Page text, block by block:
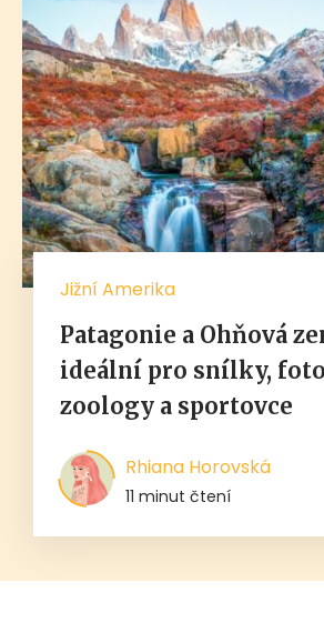
Jižní Amerika
Patagonie a Ohňová
ideální pro snílky,
zoology a sportovce
Rhiana Horovská
11 minut čtení